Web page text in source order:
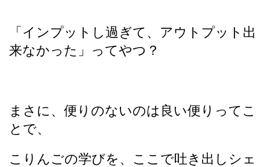
「インプットし過ぎて、アウトプット出
来なかった」ってやつ？
まさに、便りのないのは良い便りってこ
とで、
こりんごの学びを、ここで吐き出しシェ